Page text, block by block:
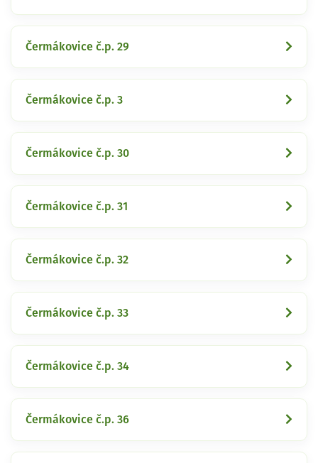
Čermákovice č.p. 29
Čermákovice č.p. 3
Čermákovice č.p. 30
Čermákovice č.p. 31
Čermákovice č.p. 32
Čermákovice č.p. 33
Čermákovice č.p. 34
Čermákovice č.p. 36